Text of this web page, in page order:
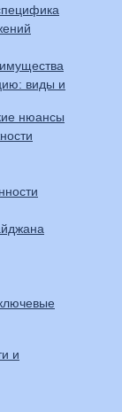
виды и
нюансы
и